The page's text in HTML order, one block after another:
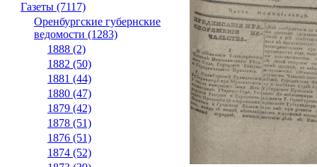
Газеты (7117)
Оренбургские губернские
ведомости (1283)
1888 (2)
1882 (50)
1881 (44)
1880 (47)
1879 (42)
1878 (51)
1876 (51)
1874 (52)